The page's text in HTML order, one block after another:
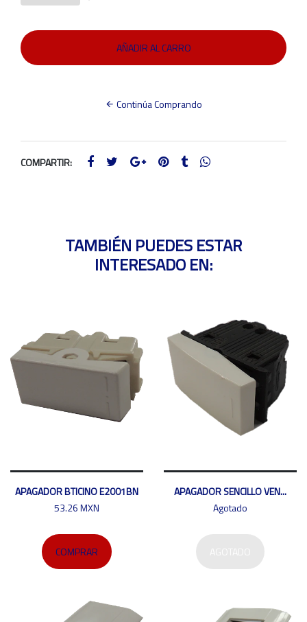
Continúa Comprando
COMPARTIR:
TAMBIÉN PUEDES ESTAR
INTERESADO EN:
APAGADOR BTICINO E2001BN
53.26 MXN
COMPRAR
APAGADOR SENCILLO VEN...
Agotado